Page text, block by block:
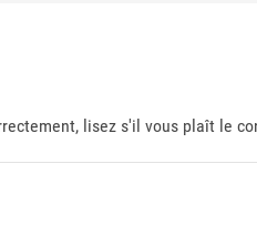
lisez s'il vous plaît le